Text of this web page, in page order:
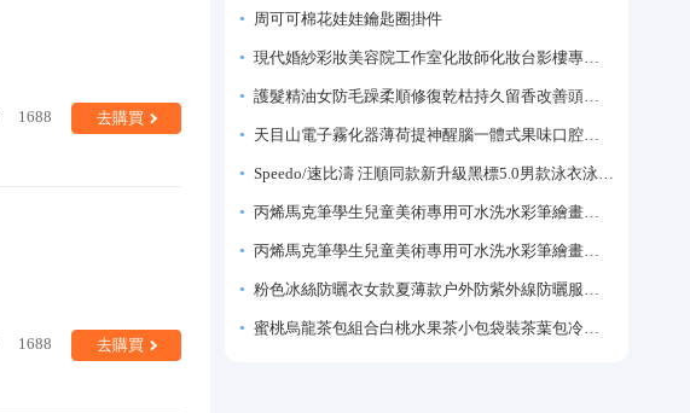
1688 去購買
1688 去購買
周可可棉花娃娃鑰匙圈掛件
現代婚紗彩妝美容院工作室化妝師化妝台影樓專業化妝師專用梳妝台
護髮精油女防毛躁柔順修復乾枯持久留香改善頭髮毛躁柔順劑神器
天目山電子霧化器薄荷提神醒腦一體式果味口腔噴霧吸入式戒煙神器
Speedo/速比濤 汪順同款新升級黑標5.0男款泳衣泳褲溫泉游泳套裝
丙烯馬克筆學生兒童美術專用可水洗水彩筆繪畫彩色塗鴉畫筆不透色可疊色防水手繪diy丙烯顏料筆水性填色筆
丙烯馬克筆學生兒童美術專用可水洗水彩筆繪畫彩色塗鴉畫筆不透色可疊色防水手繪diy丙烯顏料筆水性填色筆
粉色冰絲防曬衣女款夏薄款户外防紫外線防曬服修身緊身短外套上衣
蜜桃烏龍茶包組合白桃水果茶小包袋裝茶葉包冷泡茶泡水喝的東西